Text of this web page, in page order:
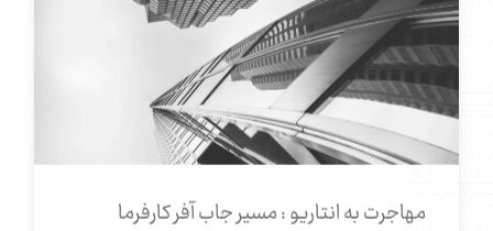
مهاجرت به انتاریو : مسیر جاب آفر کارفرما